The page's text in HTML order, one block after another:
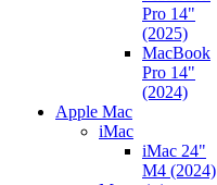
Pro 14"
(2025)
MacBook
Pro 14"
(2024)
Apple Mac
iMac
iMac 24"
M4 (2024)